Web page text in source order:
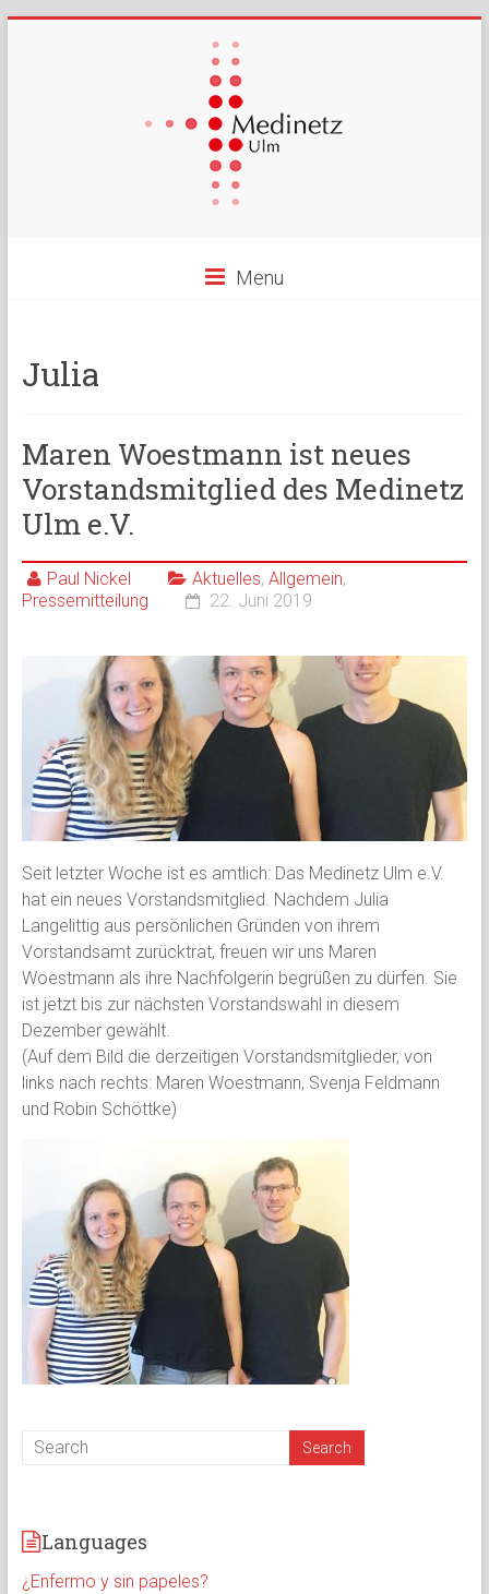
Menu
Julia
Maren Woestmann ist neues
Vorstandsmitglied des Medinetz
Ulm e.V.
Paul Nickel Aktuelles, Allgemein,
Pressemitteilung
22. Juni 2019
Seit letzter Woche ist es amtlich: Das Medinetz Ulm e.V.
hat ein neues Vorstandsmitglied. Nachdem Julia
Langelittig aus persönlichen Gründen von ihrem
Vorstandsamt zurücktrat, freuen wir uns Maren
Woestmann als ihre Nachfolgerin begrüßen zu dürfen. Sie
ist jetzt bis zur nächsten Vorstandswahl in diesem
Dezember gewählt.
(Auf dem Bild die derzeitigen Vorstandsmitglieder, von
links nach rechts: Maren Woestmann, Svenja Feldmann
und Robin Schöttke)
Languages
¿Enfermo y sin papeles?